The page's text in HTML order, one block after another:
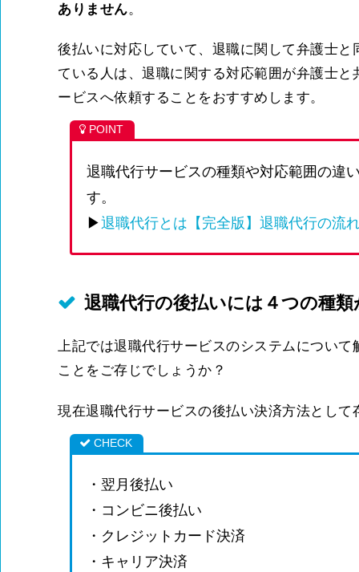
ありません。
後払いに対応していて、退職に関して弁護士
ている人は、退職に関する対応範囲が弁護士
ービスへ依頼することをおすすめします。
退職代行サービスの種類や対応範囲の違
す。
▶退職代行とは【完全版】退職代行の流
退職代行の後払いには４つの種
上記では退職代行サービスのシステムについ
ことをご存じでしょうか？
現在退職代行サービスの後払い決済方法とし
・翌月後払い
・コンビニ後払い
・クレジットカード決済
・キャリア決済